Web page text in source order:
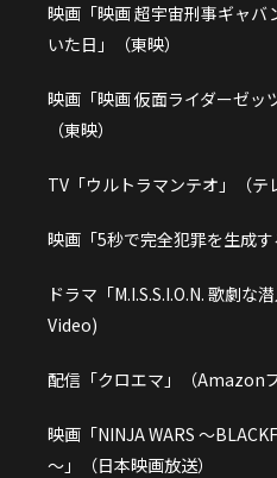
映画「映画 超宇宙刑事ギャバ
いた日」（東映）
映画「映画 仮面ライダーゼッ
（東映）
TV「ウルトラマンテオ」（テ
映画「5秒で完全犯罪を生成
ドラマ「M.I.S.S.I.O.N. 歌劇
Video)
配信「クロエマ」（Amazon
映画「NINJA WARS ～
～」（日本映画放送）